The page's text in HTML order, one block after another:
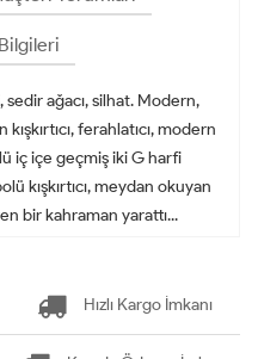
ağacı, silhat. Modern,
kışkırtıcı, ferahlatıcı, modern
iç içe geçmiş iki G harfi
kışkırtıcı, meydan okuyan
bir kahraman yarattı...
Hızlı Kargo İmkanı